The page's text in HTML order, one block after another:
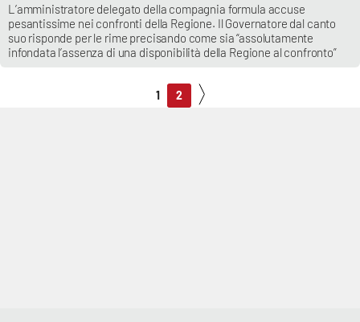
L’amministratore delegato della compagnia formula accuse
pesantissime nei confronti della Regione. Il Governatore dal canto
suo risponde per le rime precisando come sia “assolutamente
infondata l’assenza di una disponibilità della Regione al confronto”
1 2